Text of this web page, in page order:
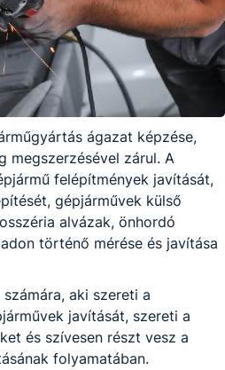
ágazat képzése,
megszerzésével zárul. A
felépítmények javítását,
gépjárművek külső
alvázak, önhordó
történő mérése és javítása
aki szereti a
javítását, szereti a
és szívesen részt vesz a
folyamatában.